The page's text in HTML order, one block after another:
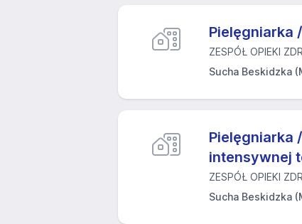
Pielęgniarka
ZESPÓŁ OPIEKI
Sucha Beskidzka
Pielęgniarka
intensywnej
ZESPÓŁ OPIEKI
Sucha Beskidzka